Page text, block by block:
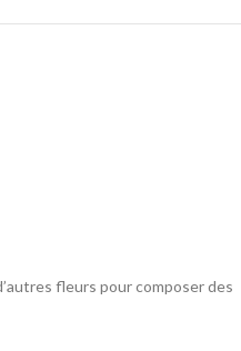
fleurs pour composer des